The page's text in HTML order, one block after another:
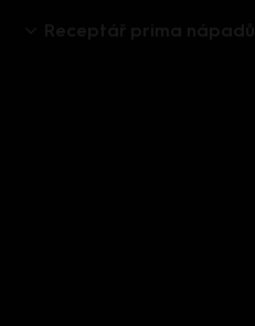
Receptář prima nápadů